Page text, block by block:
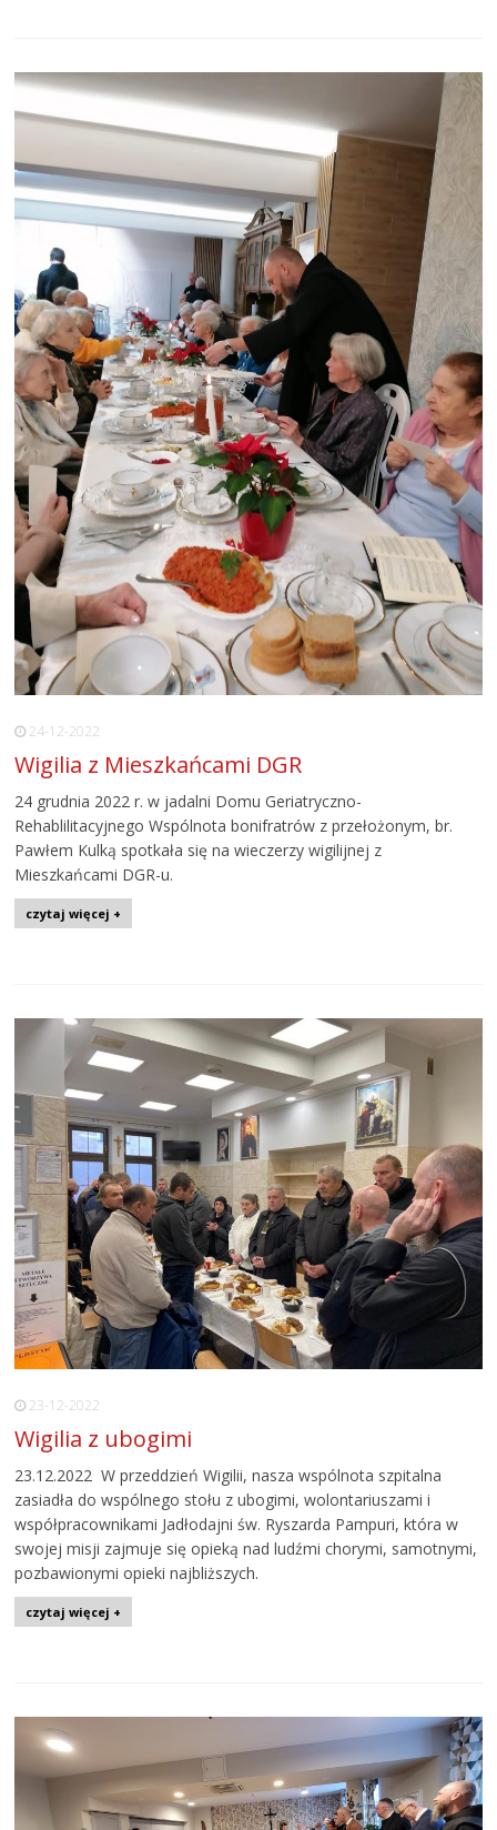
24-12-2022
Wigilia z Mieszkańcami DGR
24 grudnia 2022 r. w jadalni Domu Geriatryczno-
Rehablilitacyjnego Wspólnota bonifratrów z przełożonym, br.
Pawłem Kulką spotkała się na wieczerzy wigilijnej z
Mieszkańcami DGR-u.
czytaj więcej +
23-12-2022
Wigilia z ubogimi
23.12.2022 W przeddzień Wigilii, nasza wspólnota szpitalna
zasiadła do wspólnego stołu z ubogimi, wolontariuszami i
współpracownikami Jadłodajni św. Ryszarda Pampuri, która w
swojej misji zajmuje się opieką nad ludźmi chorymi, samotnymi,
pozbawionymi opieki najbliższych.
czytaj więcej +